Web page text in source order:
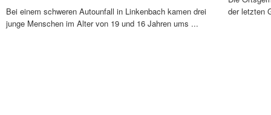
Bei einem schweren Autounfall in Linkenbach kamen drei
junge Menschen im Alter von 19 und 16 Jahren ums ...
der letzten